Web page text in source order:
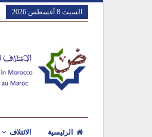
السبت 8 أغسطس 2026
الرئيسية الائتلاف